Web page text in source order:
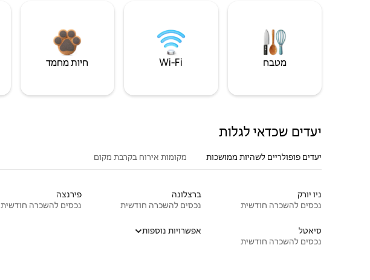
מטבח Wi‑Fi חיות מחמד
יעדים שכדאי לגלות
יעדים פופולריים לשהיות ממושכות מקומות אירוח בקרבת מקום
ניו יורק
נכסים להשכרה חודשית
ברצלונה
נכסים להשכרה חודשית
פירנצה
נכסים להשכרה חודשית
סיאטל
נכסים להשכרה חודשית
אפשרויות נוספות